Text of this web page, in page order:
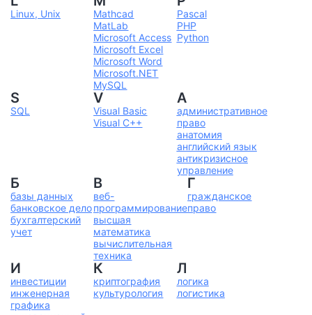
Linux, Unix
Mathcad
MatLab
Microsoft Access
Microsoft Excel
Microsoft Word
Microsoft.NET
MySQL
Pascal
PHP
Python
S
SQL
V
Visual Basic
Visual C++
А
административное
право
анатомия
английский язык
антикризисное
управление
Б
базы данных
банковское дело
бухгалтерский
учет
В
веб-
программирование
высшая
математика
вычислительная
техника
Г
гражданское
право
И
инвестиции
инженерная
графика
К
криптография
культурология
Л
логика
логистика